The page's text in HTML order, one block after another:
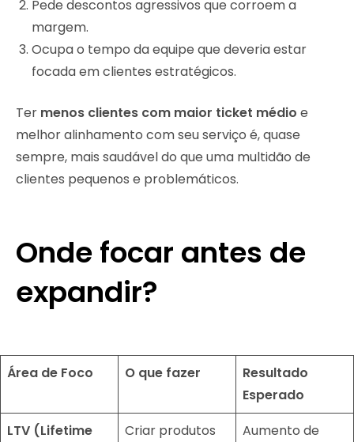
Pede descontos agressivos que corroem a
margem.
Ocupa o tempo da equipe que deveria estar
focada em clientes estratégicos.
Ter menos clientes com maior ticket médio e
melhor alinhamento com seu serviço é, quase
sempre, mais saudável do que uma multidão de
clientes pequenos e problemáticos.
Onde focar antes de
expandir?
Área de Foco O que fazer
Resultado
Esperado
LTV (Lifetime
Criar produtos
Aumento de